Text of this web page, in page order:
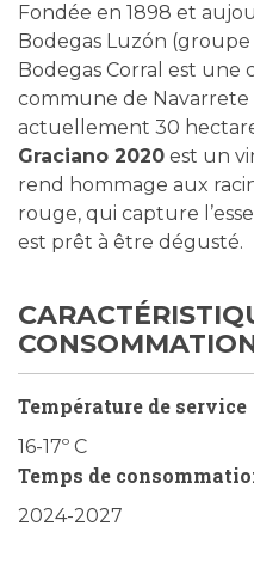
Fondée en 1898 et
Bodegas Luzón
Bodegas Corral est une
commune de Navarrete
actuellement 30
Graciano 2020 est un
rend hommage aux
rouge, qui capture
est prêt à être dégusté.
Température de service
16-17º C
Temps de
2024-2027